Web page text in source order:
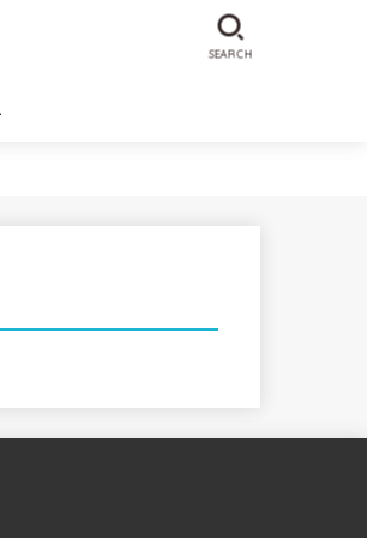
SEARCH